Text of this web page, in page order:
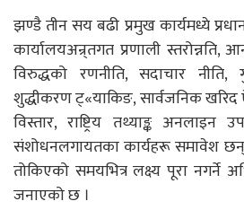
झण्डै तीन सय बढी प्रमुख कार्यमध्ये
कार्यालयअन्र्तगत प्रणाली स्तरोन्नति,
विरुद्धको रणनीति, सदाचार नीति,
शुद्धीकरण ट्«याकिङ, सार्वजनिक
विस्तार, राष्ट्रिय तथ्याङ्क अनलाइन
संशोधनलगायतका कार्यहरू समावेश छन्
तोकिएको समयभित्र लक्ष्य पूरा नगर्ने
जनाएको छ ।